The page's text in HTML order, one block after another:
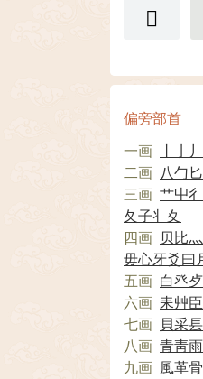
𠚠
偏旁部首
一画
丨 亅 丿
二画 八勹匕
三画 艹屮彳
夂子丬 夊
四画 贝比灬
毋心牙爻曰
五画 白癶歺
六画 耒艸臣
七画 貝采镸
八画 青靑雨
九画 風革骨